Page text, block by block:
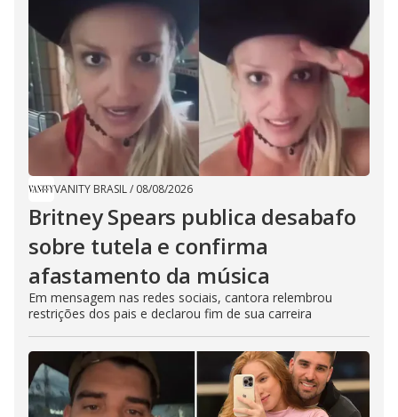
VANITY BRASIL/ 08/08/2026
Britney Spears publica desabafo
sobre tutela e confirma
afastamento da música
Em mensagem nas redes sociais, cantora relembrou
restrições dos pais e declarou fim de sua carreira